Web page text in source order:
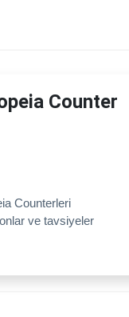
Counter
Counterleri
ve tavsiyeler